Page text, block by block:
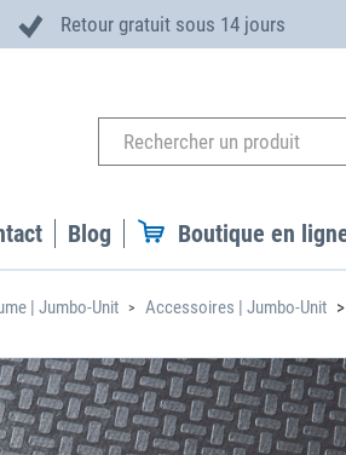
Retour gratuit sous 14 jours
Blog Boutique en
| Jumbo-Unit Accessoires | Jumbo-Unit